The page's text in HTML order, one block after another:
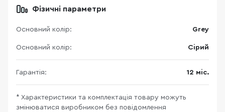
Фізичні параметри
Основний колір: Grey
Основний колір: Сірий
Гарантія: 12 міс.
* Характеристики та комплектація товару можуть
змінюватися виробником без повідомлення